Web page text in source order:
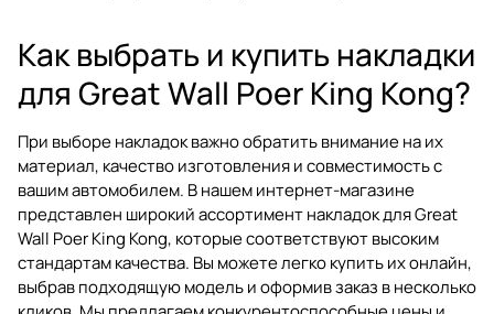
Как выбрать и купить накладки
для Great Wall Poer King Kong?
При выборе накладок важно обратить внимание на их
материал, качество изготовления и совместимость с
вашим автомобилем. В нашем интернет-магазине
представлен широкий ассортимент накладок для Great
Wall Poer King Kong, которые соответствуют высоким
стандартам качества. Вы можете легко купить их онлайн,
выбрав подходящую модель и оформив заказ в несколько